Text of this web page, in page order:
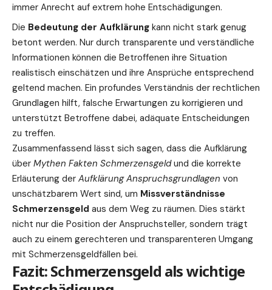
immer Anrecht auf extrem hohe Entschädigungen.
Die Bedeutung der Aufklärung kann nicht stark genug
betont werden. Nur durch transparente und verständliche
Informationen können die Betroffenen ihre Situation
realistisch einschätzen und ihre Ansprüche entsprechend
geltend machen. Ein profundes Verständnis der rechtlichen
Grundlagen hilft, falsche Erwartungen zu korrigieren und
unterstützt Betroffene dabei, adäquate Entscheidungen
zu treffen.
Zusammenfassend lässt sich sagen, dass die Aufklärung
über Mythen Fakten Schmerzensgeldund die korrekte
Erläuterung der Aufklärung Anspruchsgrundlagen von
unschätzbarem Wert sind, um Missverständnisse
Schmerzensgeld aus dem Weg zu räumen. Dies stärkt
nicht nur die Position der Anspruchsteller, sondern trägt
auch zu einem gerechteren und transparenteren Umgang
mit Schmerzensgeldfällen bei.
Fazit: Schmerzensgeld als wichtige